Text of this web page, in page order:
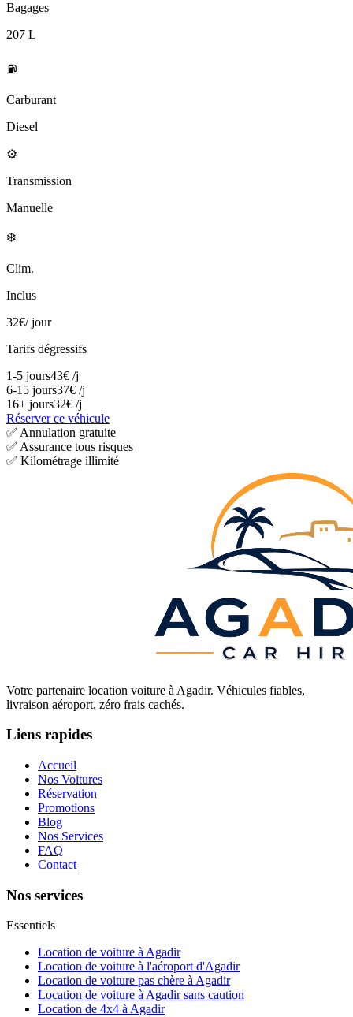
Bagages
207 L
⛽
Carburant
Diesel
⚙️
Transmission
Manuelle
❄️
Clim.
Inclus
32€/ jour
Tarifs dégressifs
1-5 jours43€ /j
6-15 jours37€ /j
16+ jours32€ /j
Réserver ce véhicule
✅ Annulation gratuite
✅ Assurance tous risques
✅ Kilométrage illimité
Votre partenaire location voiture à Agadir. Véhicules fiables,
livraison aéroport, zéro frais cachés.
Liens rapides
Accueil
Nos Voitures
Réservation
Promotions
Blog
Nos Services
FAQ
Contact
Nos services
Essentiels
Location de voiture à Agadir
Location de voiture à l'aéroport d'Agadir
Location de voiture pas chère à Agadir
Location de voiture à Agadir sans caution
Location de 4x4 à Agadir